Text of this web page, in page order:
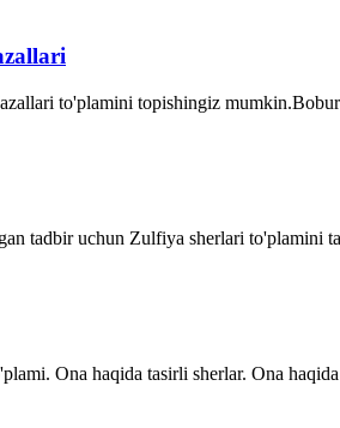
to'plamini topishingiz
tadbir uchun Zulfiya sherlari to'plamini
Ona haqida tasirli sherlar. Ona